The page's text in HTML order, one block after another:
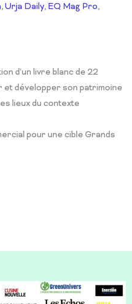
,Urja Daily, EQ Mag Pro,
d’un livre blanc de 22
et développer son patrimoine
lieux du contexte
pour une cible Grands